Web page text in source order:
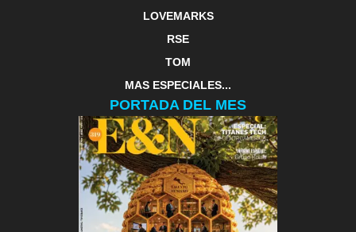
LOVEMARKS
RSE
TOM
MAS ESPECIALES...
PORTADA DEL MES